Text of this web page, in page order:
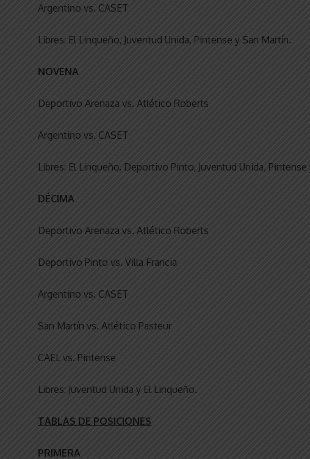
Argentino vs. CASET
Libres: El Linqueño, Juventud Unida, Pintense y San Martín.
NOVENA
Deportivo Arenaza vs. Atlético Roberts
Argentino vs. CASET
Libres: El Linqueño, Deportivo Pinto, Juventud Unida,
DÉCIMA
Deportivo Arenaza vs. Atlético Roberts
Deportivo Pinto vs. Villa Francia
Argentino vs. CASET
San Martín vs. Atlético Pasteur
CAEL vs. Pintense
Libres: Juventud Unida y El Linqueño.
TABLAS DE POSICIONES
PRIMERA